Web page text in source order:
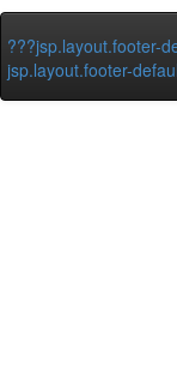
???jsp.layout.footer-
jsp.layout.footer-